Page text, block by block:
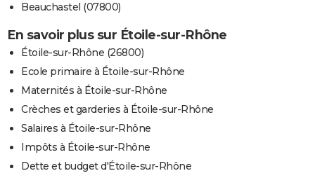
Beauchastel (07800)
En savoir plus sur Étoile-sur-Rhône
Étoile-sur-Rhône (26800)
Ecole primaire à Étoile-sur-Rhône
Maternités à Étoile-sur-Rhône
Crèches et garderies à Étoile-sur-Rhône
Salaires à Étoile-sur-Rhône
Impôts à Étoile-sur-Rhône
Dette et budget d'Étoile-sur-Rhône